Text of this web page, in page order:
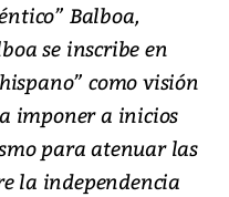
Balboa,
se inscribe en
como visión
imponer a inicios
para atenuar las
la independencia